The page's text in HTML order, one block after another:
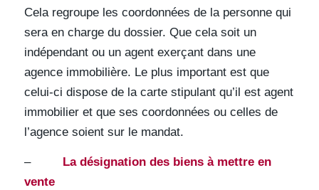
Cela regroupe les coordonnées de la personne qui
sera en charge du dossier. Que cela soit un
indépendant ou un agent exerçant dans une
agence immobilière. Le plus important est que
celui-ci dispose de la carte stipulant qu’il est agent
immobilier et que ses coordonnées ou celles de
l’agence soient sur le mandat.
–
La désignation des biens à mettre en
vente